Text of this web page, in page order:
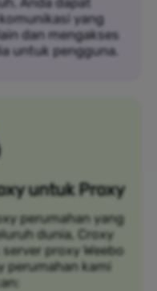
yang
dan mengakses
untuk pengguna.
untuk Proxy
perumahan yang
dunia, Croxy
proxy Weebo
perumahan kami